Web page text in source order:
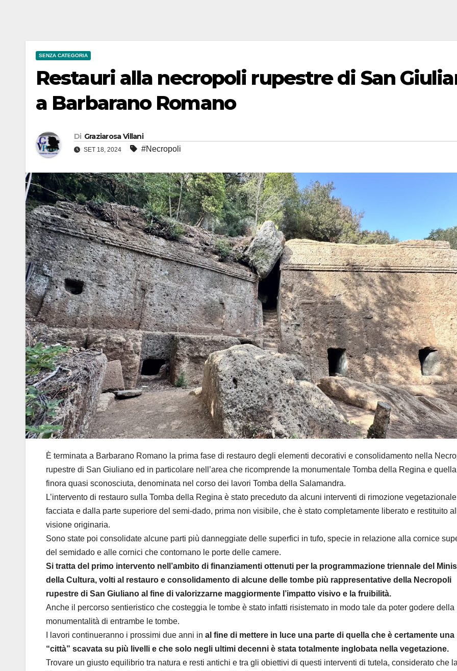
SENZA CATEGORIA
Restauri alla necropoli rupestre di San
a Barbarano Romano
Di Graziarosa Villani
SET 18, 2024 #Necropoli
È terminata a Barbarano Romano la prima fase di restauro degli elementi decorativi e consolidamento nella
rupestre di San Giuliano ed in particolare nell’area che ricomprende la monumentale Tomba della Regina e quella
finora quasi sconosciuta, denominata nel corso dei lavori Tomba della Salamandra.
L’intervento di restauro sulla Tomba della Regina è stato preceduto da alcuni interventi di rimozione
facciata e dalla parte superiore del semi-dado, prima non visibile, che è stato completamente liberato e restituito
visione originaria.
Sono state poi consolidate alcune parti più danneggiate delle superfici in tufo, specie in relazione alla cornice
del semidado e alle cornici che contornano le porte delle camere.
Si tratta del primo intervento nell’ambito di finanziamenti ottenuti per la programmazione triennale del
della Cultura, volti al restauro e consolidamento di alcune delle tombe più rappresentative della Necropoli
rupestre di San Giuliano al fine di valorizzarne maggiormente l’impatto visivo e la fruibilità.
Anche il percorso sentieristico che costeggia le tombe è stato infatti risistemato in modo tale da poter godere della
monumentalità di entrambe le tombe.
I lavori continueranno i prossimi due anni in al fine di mettere in luce una parte di quella che è certamente una
“città” scavata su più livelli e che solo negli ultimi decenni è stata totalmente inglobata nella vegetazione.
Trovare un giusto equilibrio tra natura e resti antichi e tra gli obiettivi di questi interventi di tutela, considerato che la